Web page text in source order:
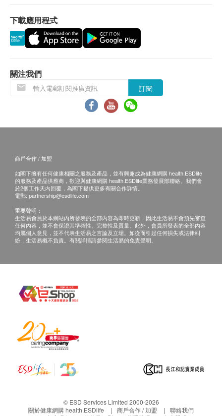
所有訂單須視乎相關貨品的供應情況再作最後確認。倘
若健康網購health.ESDlife未能提供任何訂單上的貨
品，健康網購health.ESDlife有權拒絕接受該訂單，並
且會於送貨前透過電話或電郵通知顧客再作安排。
退換條款：
當顧客收取已訂購之貨品時，有責任檢查貨品是否有損
毀情況，一經確認簽收，恕不接受退換。
退換產品必須包裝完整，如退換之產品有任何殘缺或過
期退回，供應商有權不受理。
電郵: cs@fullhealth.store
下載應用程式
關注我們
訂閱
商戶合作 / 加盟
如閣下擁有任何健康相關之服務及產品，並有興趣成為健康網購 health.ESDlife
的服務及產品供應商，歡迎與健康網購 health.ESDlife業務發展部聯絡。我們會
於2個工作天內回覆，為閣下提供更多有關合作詳情。
電郵: partnership@esdlife.com
重要聲明：
生活易會員於本網站內所發表的全部內容為即時更新，因此生活易不會預先審查
任何內容，並不會保證其準確性、完整性及質量。此外，會員所發表的全部內容
均屬個人意見，並不代表生活易之言論及立場。如從而引起任何損失或法律糾
紛，生活易概不負責。有關詳情請參閱生活易的免責聲明。
© ESD Services Limited 2000-2026
關於健康網購 health.ESDlife
商戶合作 / 加盟
聯絡我們